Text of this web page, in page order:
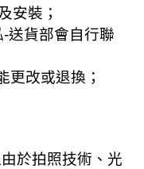
安裝 ；
-送貨部會自行聯
更改或退換 ；
於拍照技術、光